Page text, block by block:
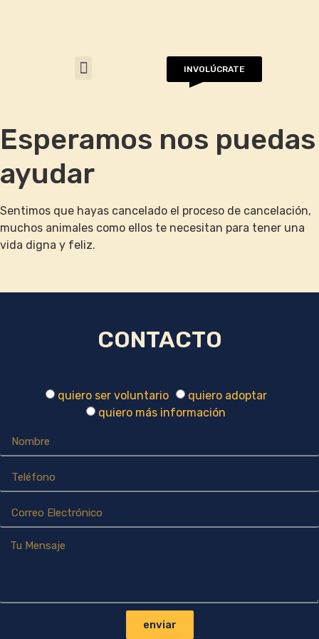
INVOLÚCRATE
Esperamos nos puedas
ayudar
Sentimos que hayas cancelado el proceso de cancelación,
muchos animales como ellos te necesitan para tener una
vida digna y feliz.
CONTACTO
quiero ser voluntario
quiero adoptar
quiero más información
enviar